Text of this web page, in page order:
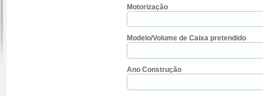
Motorização
Modelo/Volume de Caixa pretendido
Ano Construção